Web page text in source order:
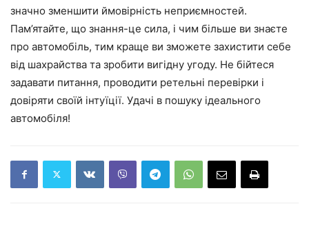
значно зменшити ймовірність неприємностей.
Пам’ятайте, що знання-це сила, і чим більше ви знаєте
про автомобіль, тим краще ви зможете захистити себе
від шахрайства та зробити вигідну угоду. Не бійтеся
задавати питання, проводити ретельні перевірки і
довіряти своїй інтуїції. Удачі в пошуку ідеального
автомобіля!